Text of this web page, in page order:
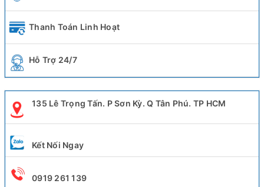
Thanh Toán Linh Hoạt
Hỗ Trợ 24/7
135 Lê Trọng Tấn. P Sơn Kỳ. Q Tân Phú. TP HCM
Kết Nối Ngay
0919 261 139